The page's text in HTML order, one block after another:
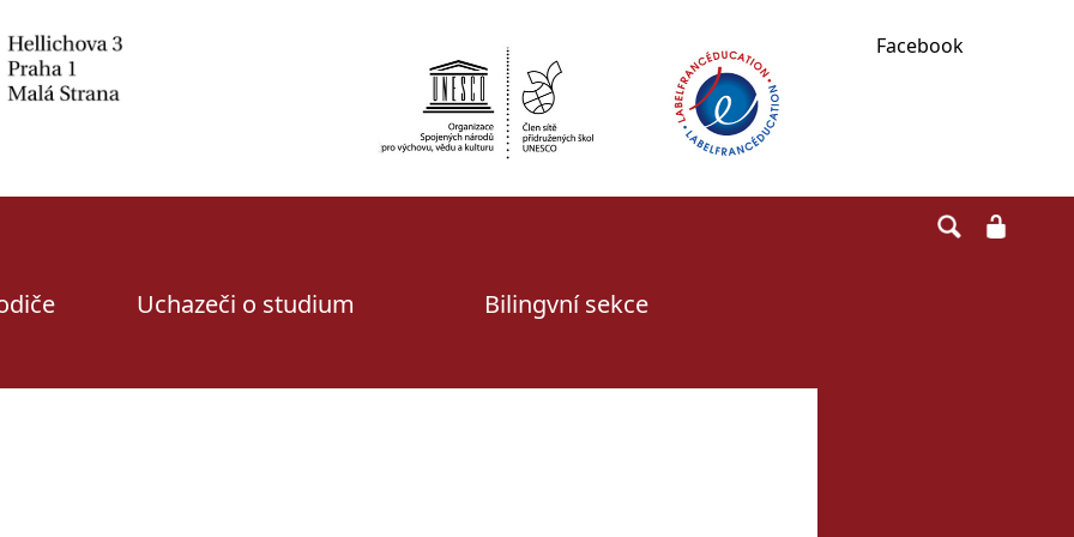
Facebook
Uchazeči o studium Bilingvní sekce